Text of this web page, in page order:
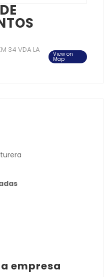
34 VDA LA
View on
Map
empresa